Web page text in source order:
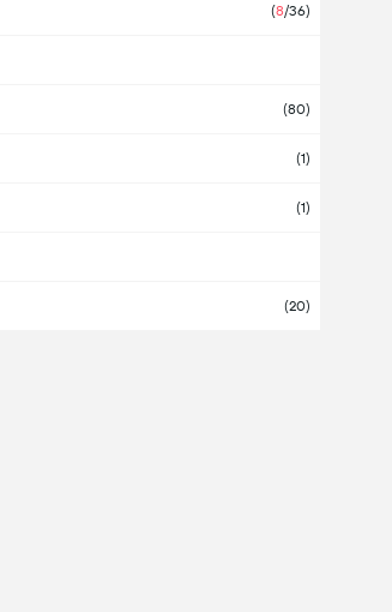
(8/36)
(80)
(1)
(1)
(20)